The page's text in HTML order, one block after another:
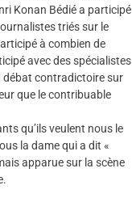
Konan Bédié a participé
triés sur le
à combien de
avec des spécialistes
débat contradictoire sur
que le contribuable
qu’ils veulent nous le
la dame qui a dit «
apparue sur la scène